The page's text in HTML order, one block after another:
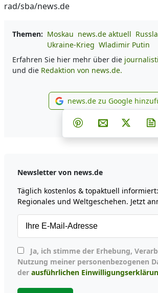
rad/sba/news.de
Themen: Moskau news.de aktuell
Ukraine-Krieg Wladimir Putin
Erfahren Sie hier mehr über die
und die Redaktion von news.de.
news.de
news.de zu Google
Teilen auf Facebook
Teilen auf
Teilen auf Pinterest
Per E-Mail
Post
Newsletter von news.de
Täglich kostenlos & topaktuell
Regionales und Weltgeschehen. Jetzt
Nutzung meiner personenbezogenen
der ausführlichen